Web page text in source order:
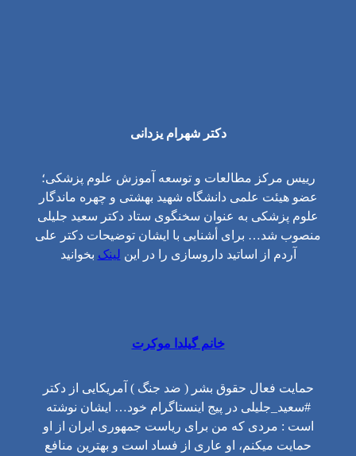
دکتر شهرام یزدانی
رییس مرکز مطالعات و توسعه آموزش علوم پزشکی؛
عضو هیئت علمی دانشگاه شهید بهشتی و چهره ماندگار
علوم‌ پزشکی به عنوان سخنگوی ستاد دکتر سعید جلیلی
منصوب شد… برای أشنایی با ایشان توضیحات دکتر علی
آردم از اساتید داروسازی را در این لینک بخوانید
خانم گیلدا موکرت
حمایت فعال حقوق بشر ( ضد جنگ ) آمریکایی از دکتر
#سعید_جلیلی در پیج اینستاگرام خود… ایشان نوشته
است : مردی که من برای ریاست جمهوری ایران از او
حمایت میکنم، او عاری از فساد است و بهترین منافع